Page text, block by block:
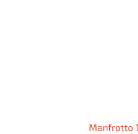
Manfrotto